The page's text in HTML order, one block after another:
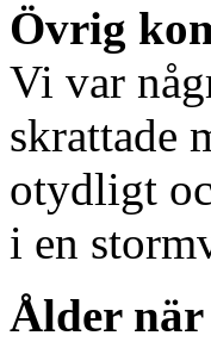
Övrig
Vi var
skrattade
otydligt
i en
Ålder